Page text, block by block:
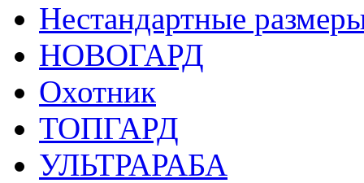
Нестандартные
НОВОГАРД
Охотник
ТОПГАРД
УЛЬТРАРАБА